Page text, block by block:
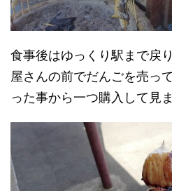
食事後はゆっくり駅まで戻
屋さんの前でだんごを売っ
った事から一つ購入して見ま